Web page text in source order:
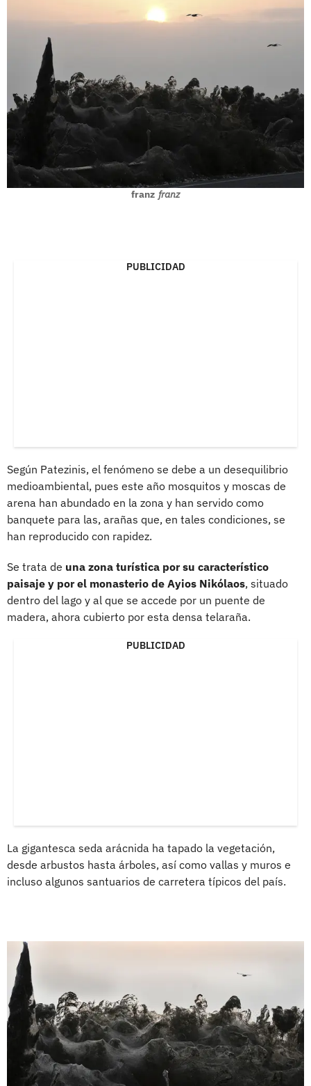
franz franz
PUBLICIDAD
Según Patezinis, el fenómeno se debe a un desequilibrio
medioambiental, pues este año mosquitos y moscas de
arena han abundado en la zona y han servido como
banquete para las, arañas que, en tales condiciones, se
han reproducido con rapidez.
Se trata de una zona turística por su característico
paisaje y por el monasterio de Ayios Nikólaos, situado
dentro del lago y al que se accede por un puente de
madera, ahora cubierto por esta densa telaraña.
PUBLICIDAD
La gigantesca seda arácnida ha tapado la vegetación,
desde arbustos hasta árboles, así como vallas y muros e
incluso algunos santuarios de carretera típicos del país.